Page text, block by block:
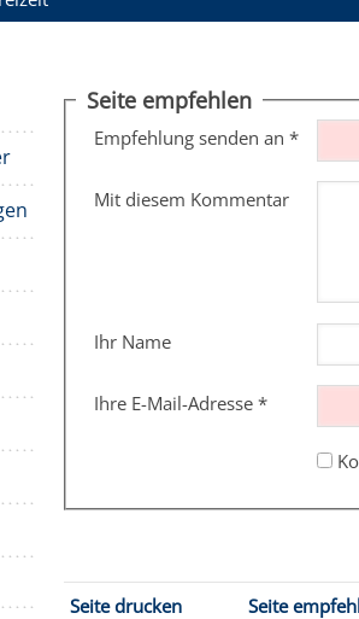
Seite empfehlen
Empfehlung senden an *
Mit diesem Kommentar
Ihr Name
Ihre E-Mail-Adresse*
Seite drucken Seite